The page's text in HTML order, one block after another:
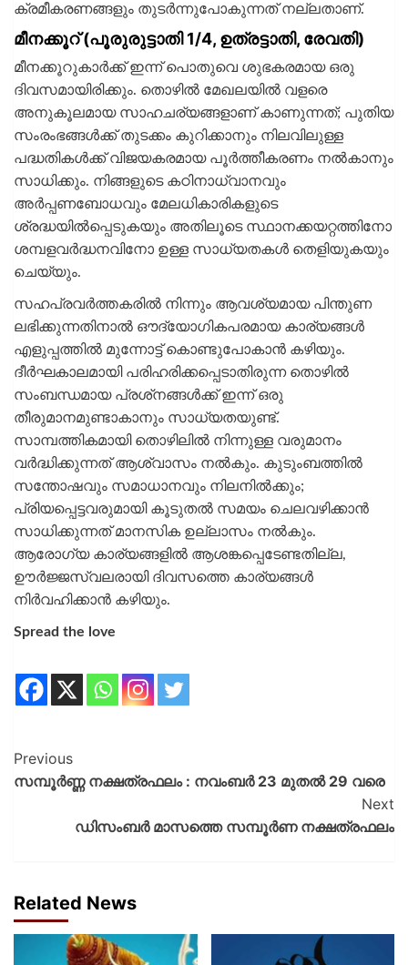
ക്രമീകരണങ്ങളും തുടര്‍ന്നുപോകുന്നത് നല്ലതാണ്.
മീനക്കൂറ് (പൂരുരുട്ടാതി 1/4, ഉത്രട്ടാതി, രേവതി)
മീനക്കൂറുകാര്‍ക്ക് ഇന്ന് പൊതുവെ ശുഭകരമായ ഒരു
ദിവസമായിരിക്കും. തൊഴില്‍ മേഖലയില്‍ വളരെ
അനുകൂലമായ സാഹചര്യങ്ങളാണ് കാണുന്നത്; പുതിയ
സംരംഭങ്ങള്‍ക്ക് തുടക്കം കുറിക്കാനും നിലവിലുള്ള
പദ്ധതികള്‍ക്ക് വിജയകരമായ പൂര്‍ത്തീകരണം നല്‍കാനും
സാധിക്കും. നിങ്ങളുടെ കഠിനാധ്വാനവും
അര്‍പ്പണബോധവും മേലധികാരികളുടെ
ശ്രദ്ധയില്‍പ്പെടുകയും അതിലൂടെ സ്ഥാനക്കയറ്റത്തിനോ
ശമ്പളവര്‍ദ്ധനവിനോ ഉള്ള സാധ്യതകള്‍ തെളിയുകയും
ചെയ്യും.
സഹപ്രവര്‍ത്തകരില്‍ നിന്നും ആവശ്യമായ പിന്തുണ
ലഭിക്കുന്നതിനാല്‍ ഔദ്യോഗികപരമായ കാര്യങ്ങള്‍
എളുപ്പത്തില്‍ മുന്നോട്ട് കൊണ്ടുപോകാന്‍ കഴിയും.
ദീര്‍ഘകാലമായി പരിഹരിക്കപ്പെടാതിരുന്ന തൊഴില്‍
സംബന്ധമായ പ്രശ്‌നങ്ങള്‍ക്ക് ഇന്ന് ഒരു
തീരുമാനമുണ്ടാകാനും സാധ്യതയുണ്ട്.
സാമ്പത്തികമായി തൊഴിലില്‍ നിന്നുള്ള വരുമാനം
വര്‍ദ്ധിക്കുന്നത് ആശ്വാസം നല്‍കും. കുടുംബത്തില്‍
സന്തോഷവും സമാധാനവും നിലനില്‍ക്കും;
പ്രിയപ്പെട്ടവരുമായി കൂടുതല്‍ സമയം ചെലവഴിക്കാന്‍
സാധിക്കുന്നത് മാനസിക ഉല്ലാസം നല്‍കും.
ആരോഗ്യ കാര്യങ്ങളില്‍ ആശങ്കപ്പെടേണ്ടതില്ല,
ഊര്‍ജ്ജസ്വലരായി ദിവസത്തെ കാര്യങ്ങള്‍
നിര്‍വഹിക്കാന്‍ കഴിയും.
Spread the love
Previous
സമ്പൂര്‍ണ്ണ നക്ഷത്രഫലം : നവംബര്‍ 23 മുതല്‍ 29 വരെ
Next
ഡിസംബര്‍ മാസത്തെ സമ്പൂര്‍ണ നക്ഷത്രഫലം
Related News